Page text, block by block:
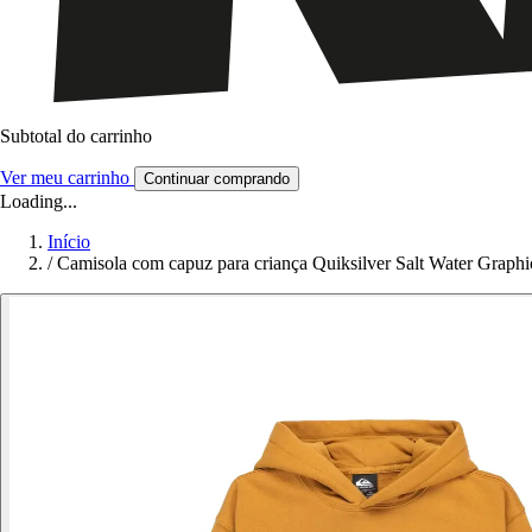
Subtotal do carrinho
Ver meu carrinho Continuar comprando
Loading...
Início
/ Camisola com capuz para criança Quiksilver Salt Water